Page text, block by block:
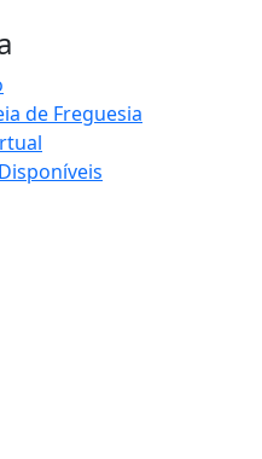
de Freguesia